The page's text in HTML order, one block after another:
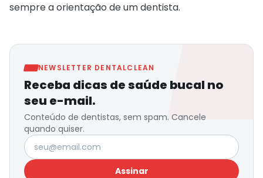
sempre a orientação de um dentista.
NEWSLETTER DENTALCLEAN
Receba dicas de saúde bucal no
seu e-mail.
Conteúdo de dentistas, sem spam. Cancele
quando quiser.
Seu e-mail
Assinar